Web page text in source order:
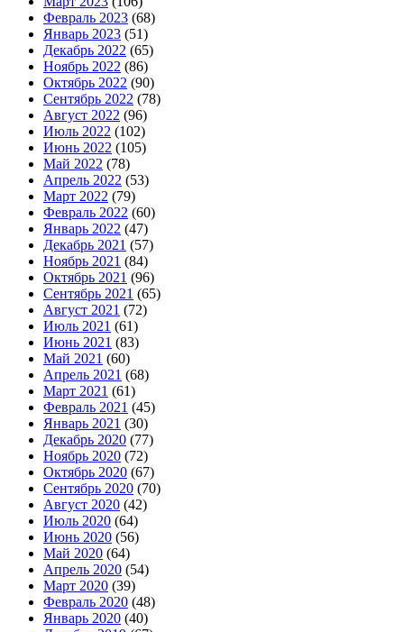
Февраль 2023 (68)
Январь 2023 (51)
Декабрь 2022 (65)
Ноябрь 2022 (86)
Октябрь 2022 (90)
Сентябрь 2022 (78)
Август 2022 (96)
Июль 2022 (102)
Июнь 2022 (105)
Май 2022 (78)
Апрель 2022 (53)
Март 2022 (79)
Февраль 2022 (60)
Январь 2022 (47)
Декабрь 2021 (57)
Ноябрь 2021 (84)
Октябрь 2021 (96)
Сентябрь 2021 (65)
Август 2021 (72)
Июль 2021 (61)
Июнь 2021 (83)
Май 2021 (60)
Апрель 2021 (68)
Март 2021 (61)
Февраль 2021 (45)
Январь 2021 (30)
Декабрь 2020 (77)
Ноябрь 2020 (72)
Октябрь 2020 (67)
Сентябрь 2020 (70)
Август 2020 (42)
Июль 2020 (64)
Июнь 2020 (56)
Май 2020 (64)
Апрель 2020 (54)
Март 2020 (39)
Февраль 2020 (48)
Январь 2020 (40)